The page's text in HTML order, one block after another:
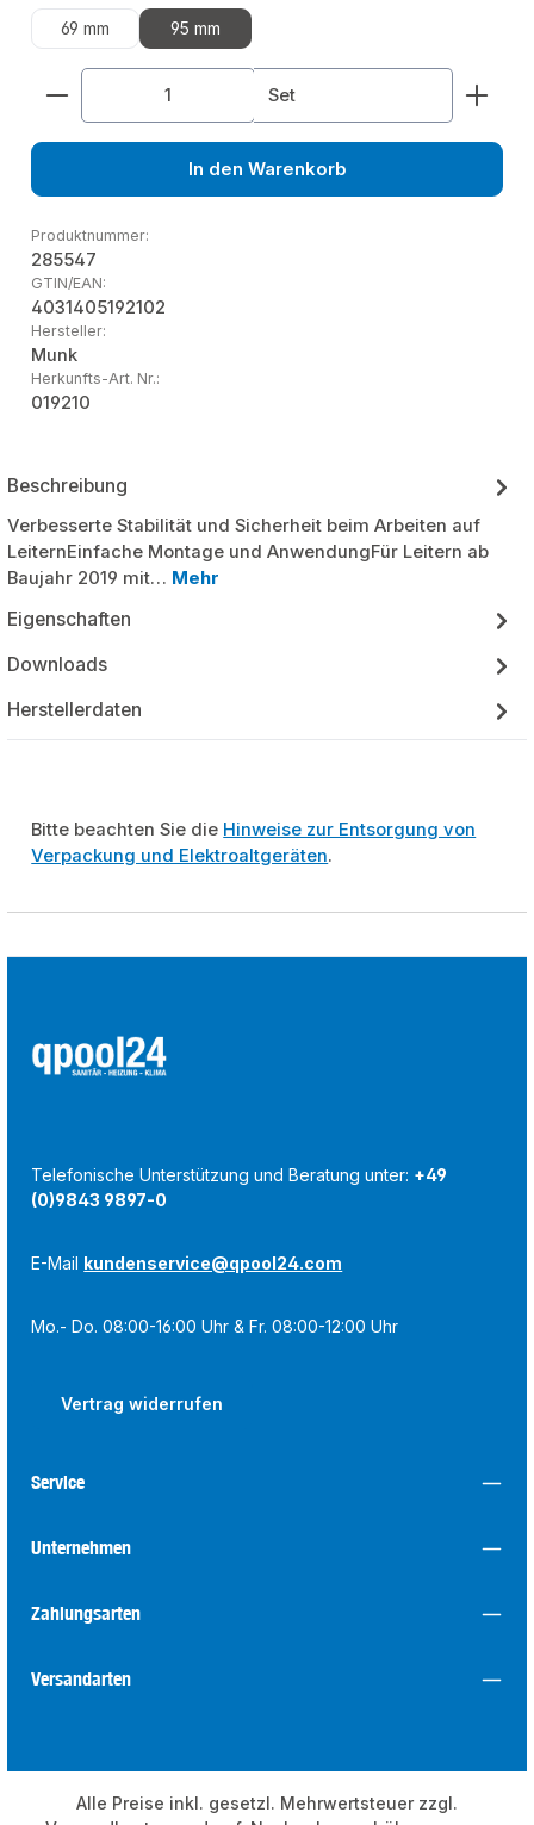
69 mm 95 mm
Produkt Anzahl: Gib den gewünschten Wert
Set
In den Warenkorb
Produktnummer:
285547
GTIN/EAN:
4031405192102
Hersteller:
Munk
Herkunfts-Art. Nr.:
019210
Beschreibung
Verbesserte Stabilität und Sicherheit beim Arbeiten auf
LeiternEinfache Montage und AnwendungFür Leitern ab
Baujahr 2019 mit… Mehr
Eigenschaften
Downloads
Herstellerdaten
Bitte beachten Sie die Hinweise zur Entsorgung von
Verpackung und Elektroaltgeräten.
Telefonische Unterstützung und Beratung unter: +49
(0)9843 9897-0
E-Mail kundenservice@qpool24.com
Mo.- Do. 08:00-16:00 Uhr & Fr. 08:00-12:00 Uhr
Vertrag widerrufen
Service
Unternehmen
Zahlungsarten
Versandarten
Alle Preise inkl. gesetzl. Mehrwertsteuer zzgl.